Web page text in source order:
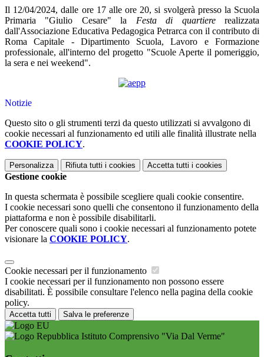
Il 12/04/2024, dalle ore 17 alle ore 20, si svolgerà presso la Scuola
Primaria "Giulio Cesare" la Festa di quartiererealizzata
dall'Associazione Educativa Pedagogica Petrarca con il contributo di
Roma Capitale - Dipartimento Scuola, Lavoro e Formazione
professionale, all'interno del progetto "Scuole Aperte il pomeriggio,
la sera e nei weekend".
Notizie
Questo sito o gli strumenti terzi da questo utilizzati si avvalgono di
cookie necessari al funzionamento ed utili alle finalità illustrate nella
COOKIE POLICY.
Personalizza Rifiuta tutti i cookies Accetta tutti i cookies
Gestione cookie
In questa schermata è possibile scegliere quali cookie consentire.
I cookie necessari sono quelli che consentono il funzionamento della
piattaforma e non è possibile disabilitarli.
Per conoscere quali sono i cookie necessari al funzionamento potete
visionare la COOKIE POLICY.
Cookie necessari per il funzionamento
I cookie necessari per il funzionamento non possono essere
disabilitati. È possibile consultare l'elenco nella pagina della cookie
policy.
Accetta tutti Salva le preferenze
Istituto Comprensivo "Via Dal Verme"